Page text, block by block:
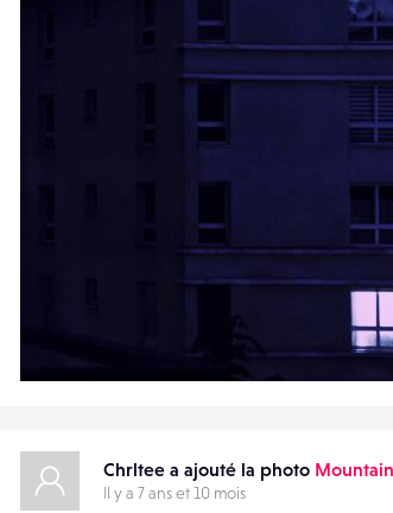
18
Chrltee a ajouté la photo
Il y a 7 ans et 10 mois